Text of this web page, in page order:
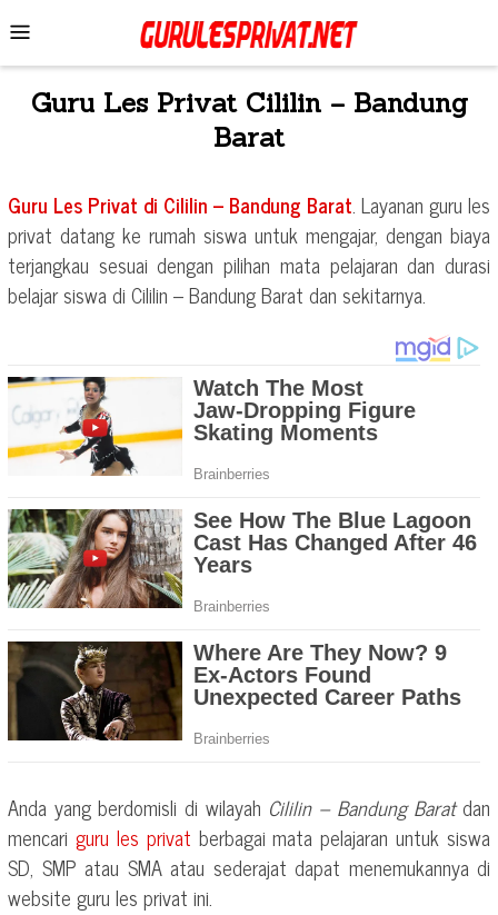
to
contentMenu
Guru Les Privat Cililin – Bandung
Barat
Guru Les Privat di Cililin – Bandung Barat. Layanan guru les
privat datang ke rumah siswa untuk mengajar, dengan biaya
terjangkau sesuai dengan pilihan mata pelajaran dan durasi
belajar siswa di Cililin – Bandung Barat dan sekitarnya.
Anda yang berdomisli di wilayah Cililin – Bandung Baratdan
mencari guru les privat berbagai mata pelajaran untuk siswa
SD, SMP atau SMA atau sederajat dapat menemukannya di
website guru les privat ini.